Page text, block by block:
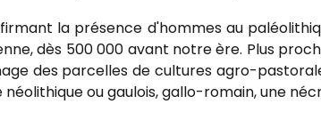
la présence d'hommes au
dès 500 000 avant notre ère. Plus
des parcelles de cultures agro-
ou gaulois, gallo-romain, une